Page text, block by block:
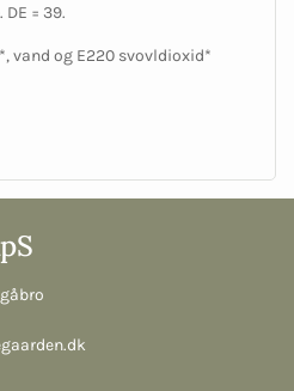
= 39.
vand og E220 svovldioxid*